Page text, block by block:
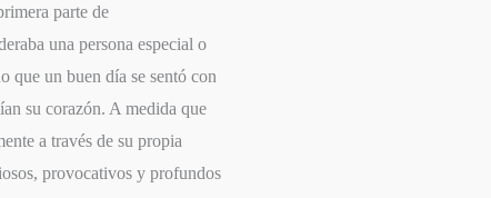
parte de
una persona especial o
que un buen día se sentó con
su corazón. A medida que
a través de su propia
provocativos y profundos